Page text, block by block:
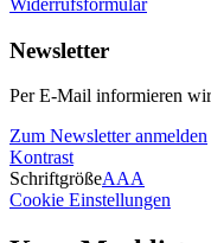
Newsletter
Per E-Mail informieren
Zum Newsletter anmelden
Kontrast
SchriftgrößeAAA
Cookie Einstellungen